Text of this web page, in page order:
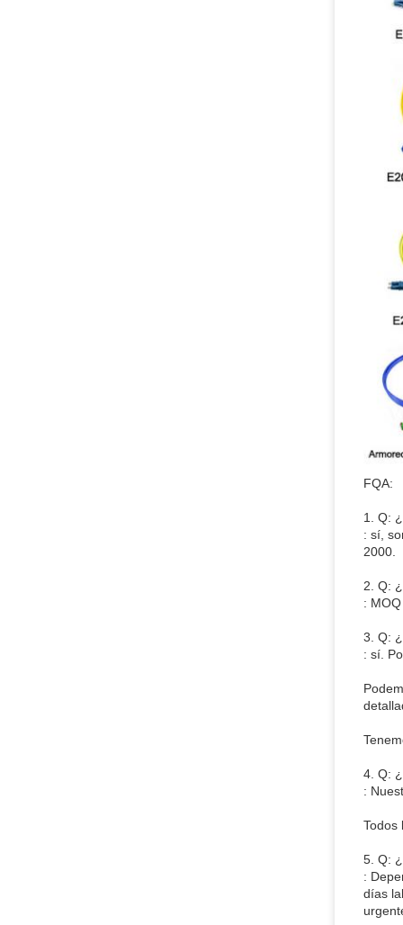
FQA:
1. Q:
: sí,
2000.
2. Q:
:
3. Q:
: sí.
4. Q:
:
Todos
5. Q:
:
días